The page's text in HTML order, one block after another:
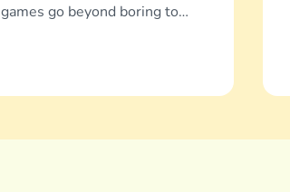
go beyond boring to